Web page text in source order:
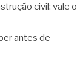
civil: vale o
antes de